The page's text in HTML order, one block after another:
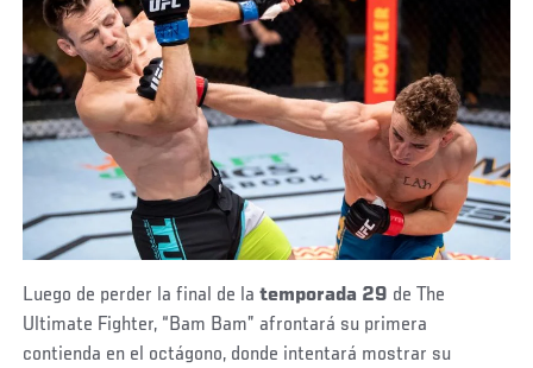
Luego de perder la final de latemporada 29 de The
Ultimate Fighter, “Bam Bam” afrontará su primera
contienda en el octágono, donde intentará mostrar su